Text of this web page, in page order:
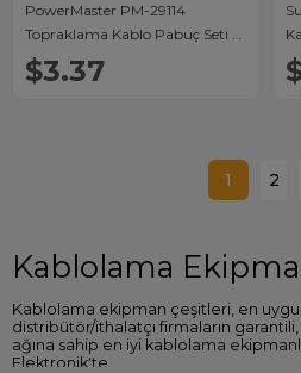
PowerMaster PM-29114
Topraklama Kablo Pabuç Seti 6
Çeşit 150 Parça (M10-M8-M6-
M5-M4-M3)
$3.37
1 2
Kablolama
Kablolama ekipman çeşitleri, en
distribütör/ithalatçı firmaların
ağına sahip en iyi kablolama
Elektronik'te.